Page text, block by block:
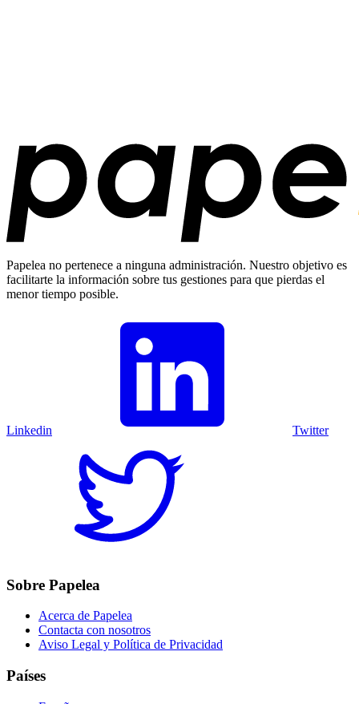
Papelea no pertenece a ninguna administración. Nuestro objetivo es
facilitarte la información sobre tus gestiones para que pierdas el
menor tiempo posible.
Linkedin Twitter
Sobre Papelea
Acerca de Papelea
Contacta con nosotros
Aviso Legal y Política de Privacidad
Países